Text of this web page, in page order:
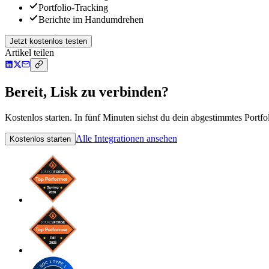
Portfolio-Tracking
Berichte im Handumdrehen
Jetzt kostenlos testen
Artikel teilen
Bereit, Lisk zu verbinden?
Kostenlos starten. In fünf Minuten siehst du dein abgestimmtes
Kostenlos starten Alle Integrationen ansehen